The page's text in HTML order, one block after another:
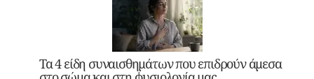
Τα 4 είδη συναισθημάτων που επιδρούν άμεσα